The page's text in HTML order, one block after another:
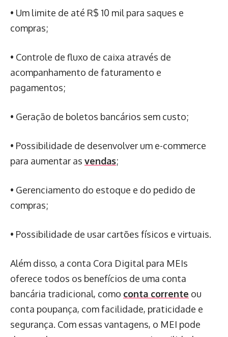
• Um limite de até R$ 10 mil para saques e
compras;
• Controle de fluxo de caixa através de
acompanhamento de faturamento e
pagamentos;
• Geração de boletos bancários sem custo;
• Possibilidade de desenvolver um e-commerce
para aumentar as vendas;
• Gerenciamento do estoque e do pedido de
compras;
• Possibilidade de usar cartões físicos e virtuais.
Além disso, a conta Cora Digital para MEIs
oferece todos os benefícios de uma conta
bancária tradicional, como conta corrente ou
conta poupança, com facilidade, praticidade e
segurança. Com essas vantagens, o MEI pode